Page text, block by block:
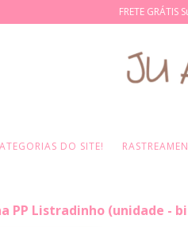
FRETE
DO SITE!
PP Listradinho (unidade -